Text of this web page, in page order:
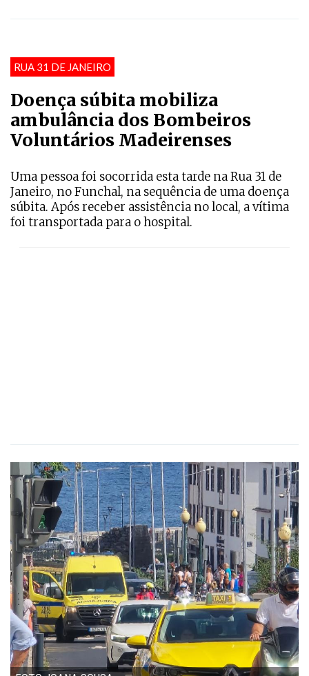
RUA 31 DE JANEIRO
Doença súbita mobiliza
ambulância dos Bombeiros
Voluntários Madeirenses
Uma pessoa foi socorrida esta tarde na Rua 31 de
Janeiro, no Funchal, na sequência de uma doença
súbita. Após receber assistência no local, a vítima
foi transportada para o hospital.